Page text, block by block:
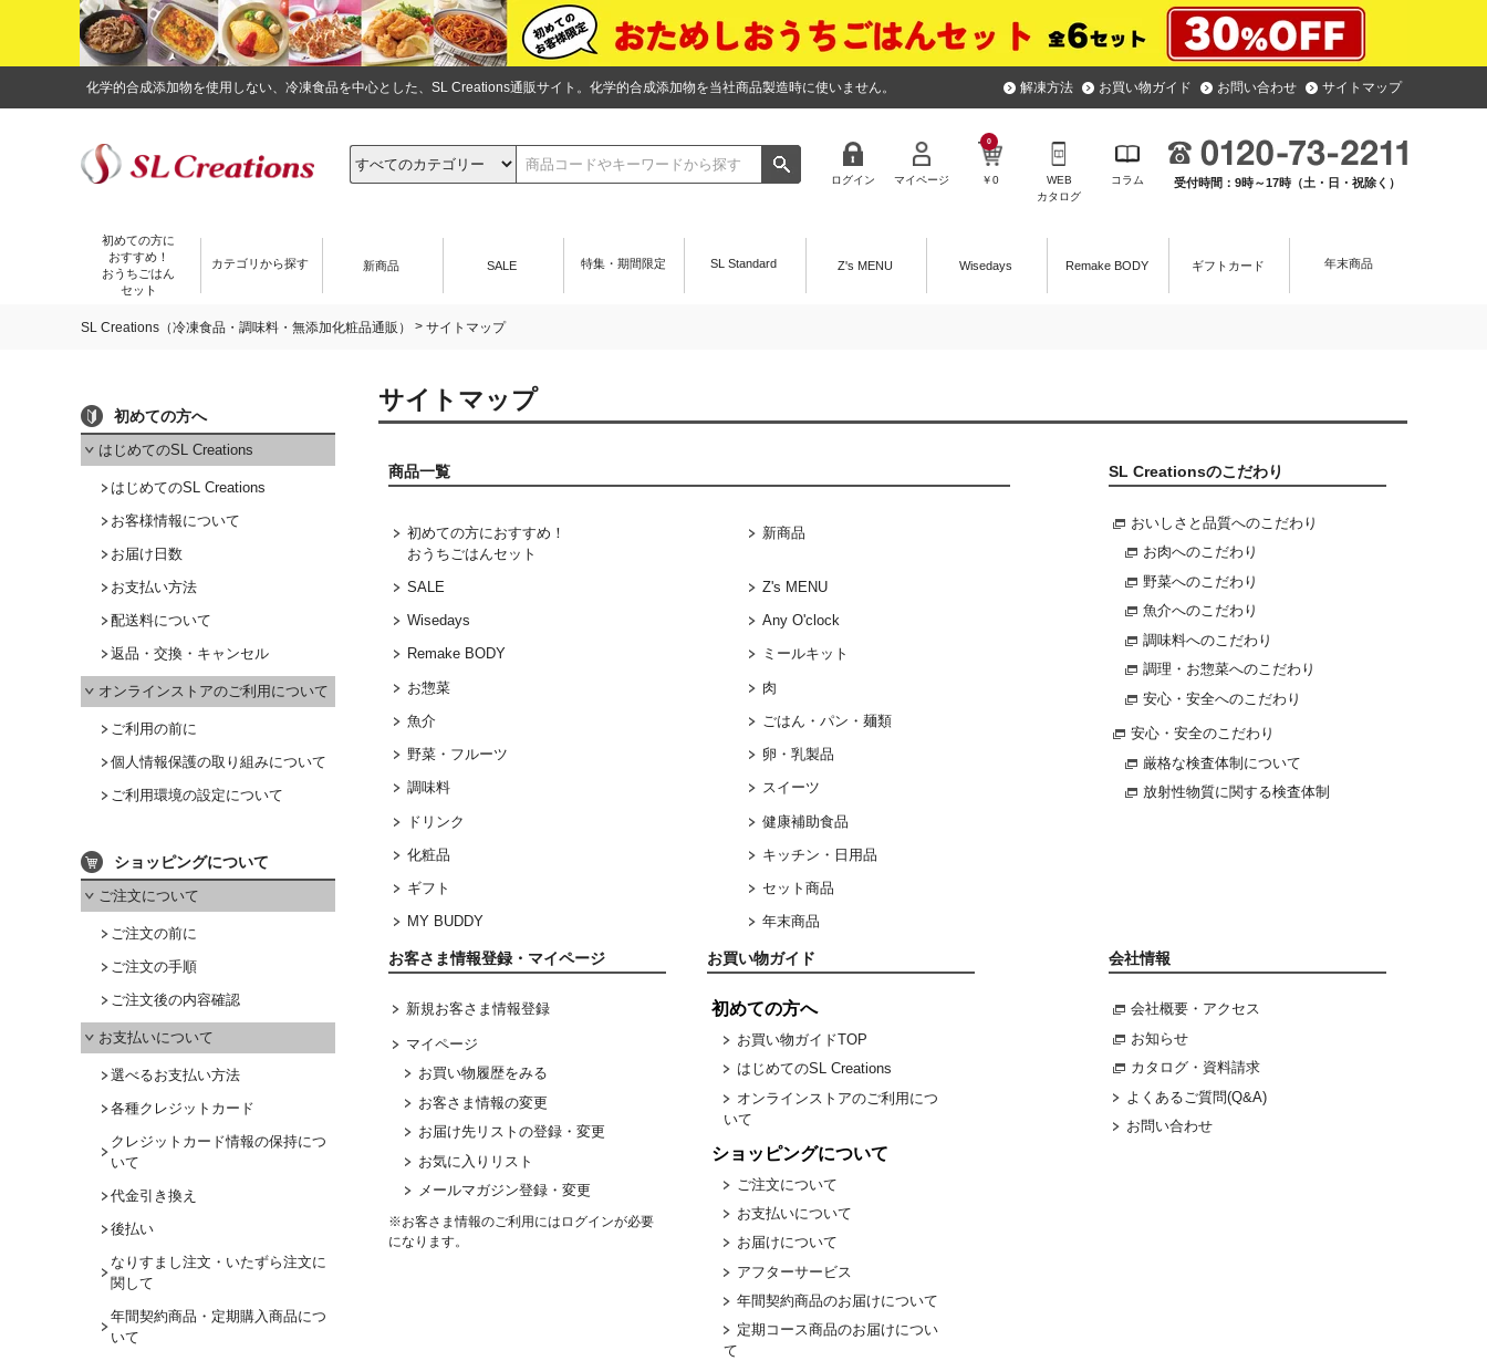
化学的合成添加物を使用しない、冷凍食品を中心とした、SL Creations通販サイト。化学的合成添加物を当社商品製造時に使いません。 解凍方法 お買い物ガイド お問い合わせ サイトマップ
受付時間：9時～17時（土・日・祝除く）
ログイン マイページ ￥0
0
WEB
カタログ
コラム
初めての方に
おすすめ！
おうちごはん
セット
カテゴリから探す 新商品 SALE 特集・期間限定 SL Standard Z's MENU Wisedays Remake BODY ギフトカード 年末商品
SL Creations（冷凍食品・調味料・無添加化粧品通販） > サイトマップ
サイトマップ
商品一覧
初めての方におすすめ！
おうちごはんセット
新商品
SALE Z's MENU
Wisedays Any O'clock
Remake BODY ミールキット
お惣菜 肉
魚介 ごはん・パン・麺類
野菜・フルーツ 卵・乳製品
調味料 スイーツ
ドリンク 健康補助食品
化粧品 キッチン・日用品
ギフト セット商品
MY BUDDY 年末商品
SL Creationsのこだわり
おいしさと品質へのこだわり
お肉へのこだわり
野菜へのこだわり
魚介へのこだわり
調味料へのこだわり
調理・お惣菜へのこだわり
安心・安全へのこだわり
安心・安全のこだわり
厳格な検査体制について
放射性物質に関する検査体制
お客さま情報登録・マイページ
新規お客さま情報登録
マイページ
お買い物履歴をみる
お客さま情報の変更
お届け先リストの登録・変更
お気に入りリスト
メールマガジン登録・変更
※お客さま情報のご利用にはログインが必要
になります。
お買い物ガイド
初めての方へ
お買い物ガイドTOP
はじめてのSL Creations
オンラインストアのご利用につ
いて
ショッピングについて
ご注文について
お支払いについて
お届けについて
アフターサービス
年間契約商品のお届けについて
定期コース商品のお届けについ
て
会社情報
会社概要・アクセス
お知らせ
カタログ・資料請求
よくあるご質問(Q&A)
お問い合わせ
初めての方へ
はじめてのSL Creations
はじめてのSL Creations
お客様情報について
お届け日数
お支払い方法
配送料について
返品・交換・キャンセル
オンラインストアのご利用について
ご利用の前に
個人情報保護の取り組みについて
ご利用環境の設定について
ショッピングについて
ご注文について
ご注文の前に
ご注文の手順
ご注文後の内容確認
お支払いについて
選べるお支払い方法
各種クレジットカード
クレジットカード情報の保持につ
いて
代金引き換え
後払い
なりすまし注文・いたずら注文に
関して
年間契約商品・定期購入商品につ
いて